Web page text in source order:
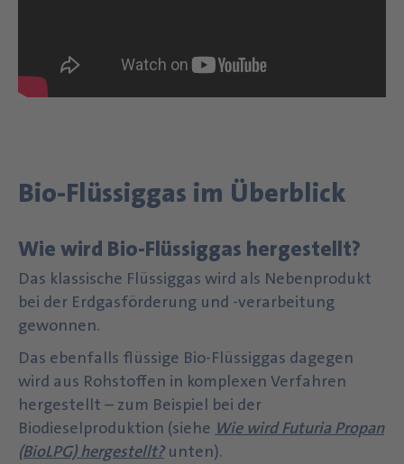
Bio-Flüssiggas im Überblick
Wie wird Bio-Flüssiggas hergestellt?
Das klassische Flüssiggas wird als Nebenprodukt
bei der Erdgasförderung und -verarbeitung
gewonnen.
Das ebenfalls flüssige Bio-Flüssiggas dagegen
wird aus Rohstoffen in komplexen Verfahren
hergestellt – zum Beispiel bei der
Biodieselproduktion (siehe Wie wird Futuria Propan
(BioLPG) hergestellt?unten).